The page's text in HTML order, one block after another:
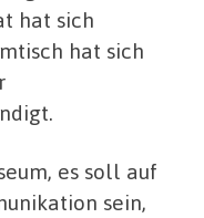
hat sich
hat sich
es soll auf
sein,